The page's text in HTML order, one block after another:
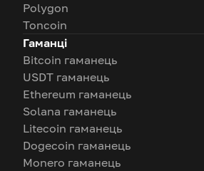
Polygon
Toncoin
Гаманці
Bitcoin гаманець
USDT гаманець
Ethereum гаманець
Solana гаманець
Litecoin гаманець
Dogecoin гаманець
Monero гаманець